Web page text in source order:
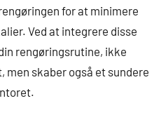
for at minimere
Ved at integrere disse
rengøringsrutine, ikke
skaber også et sundere